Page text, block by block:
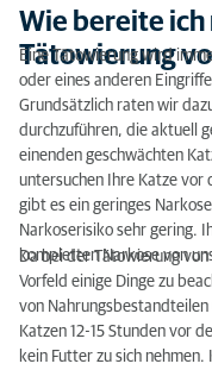
Wie bereite ich
Tätowierung
Eine Tätowierung wird
oder eines anderen
Grundsätzlich raten wir
durchzuführen, die aktuell
einenden geschwächten
untersuchen Ihre Katze vor
gibt es ein geringes
Narkoserisiko sehr gering.
kompletten Narkose von
Da bei der Tätowierung
Vorfeld einige Dinge zu
von
Katzen 12-15 Stunden vor
kein Futter zu sich